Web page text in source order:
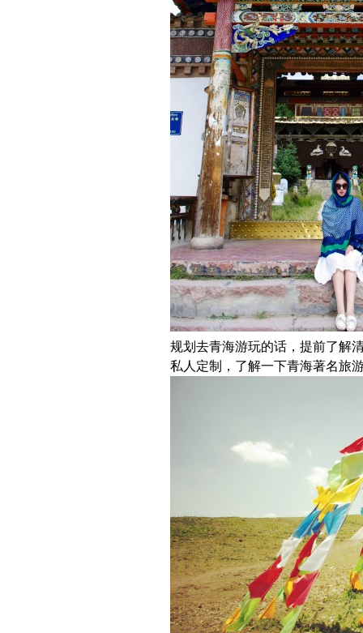
规划去青海游玩的话，提前了解
私人定制，了解一下青海著名旅